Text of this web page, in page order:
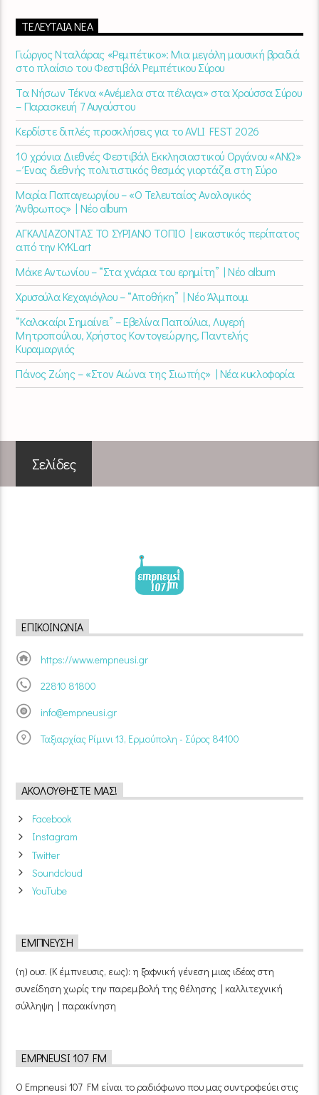
ΤΕΛΕΥΤΑΊΑ ΝΈΑ
Γιώργος Νταλάρας «Ρεμπέτικο»: Μια μεγάλη μουσική βραδιά
στο πλαίσιο του Φεστιβάλ Ρεμπέτικου Σύρου
Τα Νήσων Τέκνα «Ανέμελα στα πέλαγα» στα Χρούσσα Σύρου
– Παρασκευή 7 Αυγούστου
Κερδίστε διπλές προσκλήσεις για το AVLI FEST 2026
10 χρόνια Διεθνές Φεστιβάλ Εκκλησιαστικού Οργάνου «ΑΝΩ»
– Ένας διεθνής πολιτιστικός θεσμός γιορτάζει στη Σύρο​
Μαρία Παπαγεωργίου – «Ο Τελευταίος Αναλογικός
Άνθρωπος» | Νέο album
ΑΓΚΑΛΙΑΖΟΝΤΑΣ ΤΟ ΣΥΡΙΑΝΟ ΤΟΠΙΟ | εικαστικός περίπατος
από την KYKLart
Μάκε Αντωνίου – “Στα χνάρια του ερημίτη” | Νέο album
Χρυσούλα Κεχαγιόγλου – “Αποθήκη” | Νέο Άλμπουμ
“Καλοκαίρι Σημαίνει” – Εβελίνα Παπούλια, Λυγερή
Μητροπούλου, Χρήστος Κοντογεώργης, Παντελής
Κυραμαργιός
Πάνος Ζώης – «Στον Αιώνα της Σιωπής» | Νέα κυκλοφορία
Σελίδες
ΕΠΙΚΟΙΝΩΝΊΑ
https://www.empneusi.gr
22810 81800
info@empneusi.gr
Ταξιαρχίας Ρίμινι 13, Ερμούπολη - Σύρος 84100
ΑΚΟΛΟΥΘΉΣΤΕ ΜΑΣ!
Facebook
Instagram
Twitter
Soundcloud
YouTube
ΈΜΠΝΕΥΣΗ
(η) ουσ. (Κ έμπνευσις, εως): η ξαφνική γένεση μιας ιδέας στη
συνείδηση χωρίς την παρεμβολή της θέλησης | καλλιτεχνική
σύλληψη | παρακίνηση
EMPNEUSI 107 FM
Ο Empneusi 107 FM είναι το ραδιόφωνο που μας συντροφεύει στις